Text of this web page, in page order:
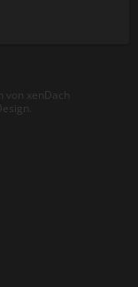
von xenDach
.